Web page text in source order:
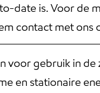
date is. Voor de
contact met ons
voor gebruik in de
en stationaire